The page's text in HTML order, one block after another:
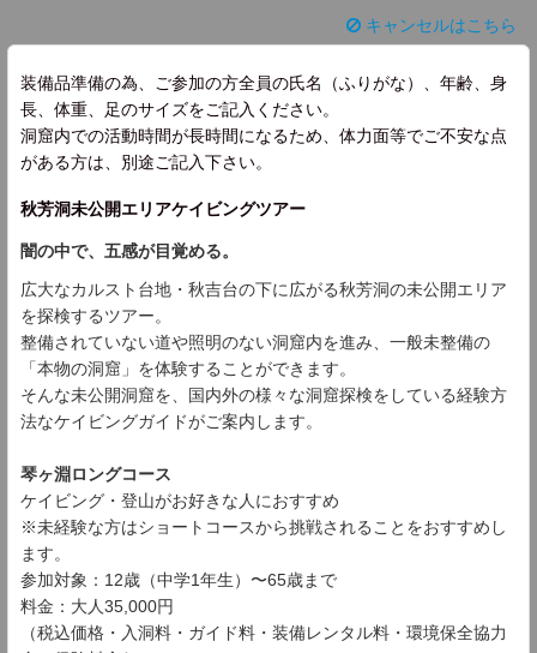
キャンセルはこちら
装備品準備の為、ご参加の方全員の氏名（ふりがな）、年齢、身
長、体重、足のサイズをご記入ください。
洞窟内での活動時間が長時間になるため、体力面等でご不安な点
がある方は、別途ご記入下さい。
秋芳洞未公開エリアケイビングツアー
闇の中で、五感が目覚める。
広大なカルスト台地・秋吉台の下に広がる秋芳洞の未公開エリア
を探検するツアー。
整備されていない道や照明のない洞窟内を進み、一般未整備の
「本物の洞窟」を体験することができます。
そんな未公開洞窟を、国内外の様々な洞窟探検をしている経験方
法なケイビングガイドがご案内します。
琴ヶ淵ロングコース
ケイビング・登山がお好きな人におすすめ
※未経験な方はショートコースから挑戦されることをおすすめし
ます。
参加対象：12歳（中学1年生）〜65歳まで
料金：大人35,000円
（税込価格・入洞料・ガイド料・装備レンタル料・環境保全協力